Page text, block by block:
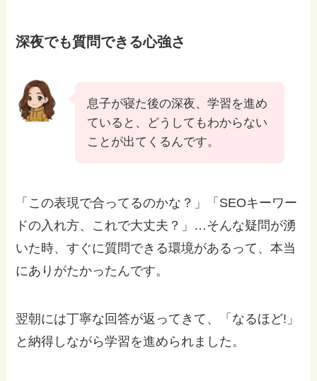
深夜でも質問できる心強さ
息子が寝た後の深夜、学習を進め
ていると、どうしてもわからない
ことが出てくるんです。
「この表現で合ってるのかな？」「SEOキーワー
ドの入れ方、これで大丈夫？」…そんな疑問が湧
いた時、すぐに質問できる環境があるって、本当
にありがたかったんです。
翌朝には丁寧な回答が返ってきて、「なるほど!」
と納得しながら学習を進められました。